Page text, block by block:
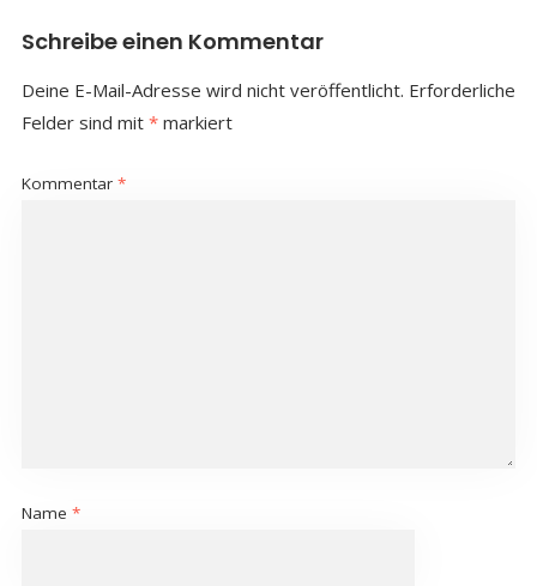
Schreibe einen Kommentar
Deine E-Mail-Adresse wird nicht veröffentlicht. Erforderliche
Felder sind mit *markiert
Kommentar *
Name *